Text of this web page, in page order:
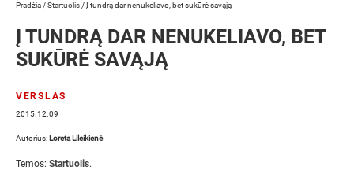
Pradžia /Startuolis / Į tundrą dar nenukeliavo, bet sukūrė savąją
Į TUNDRĄ DAR NENUKELIAVO, BET
SUKŪRĖ SAVĄJĄ
VERSLAS
2015.12.09
Autorius: Loreta Lileikienė
Temos: Startuolis.